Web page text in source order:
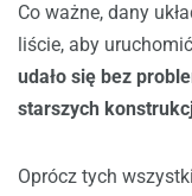
Co ważne, dany
liście, aby
udało się bez
starszych
Oprócz tych